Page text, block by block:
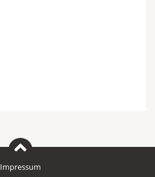
Impressum